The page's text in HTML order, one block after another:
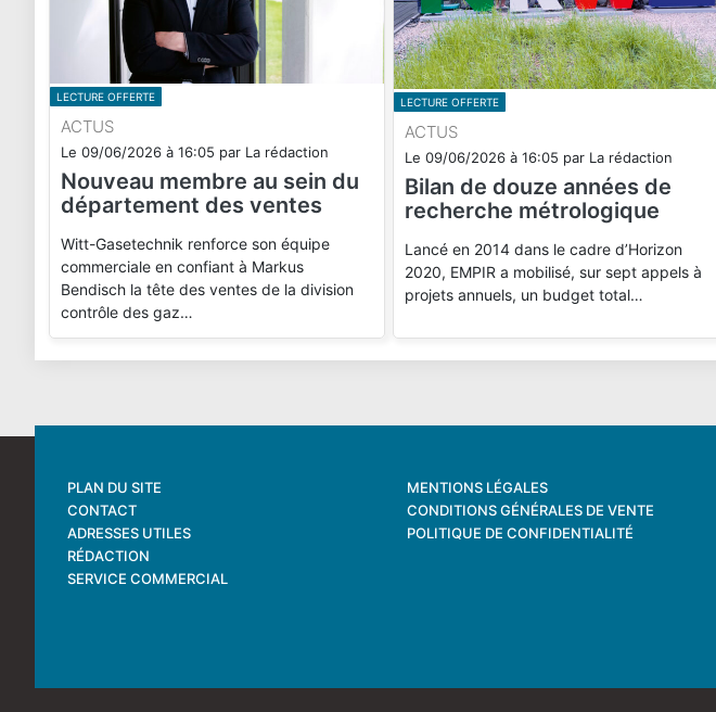
LECTURE OFFERTE
ACTUS
Le 09/06/2026 à 16:05 par La rédaction
Nouveau membre au sein du
département des ventes
Witt-Gasetechnik renforce son équipe
commerciale en confiant à Markus
Bendisch la tête des ventes de la division
contrôle des gaz…
LECTURE OFFERTE
ACTUS
Le 09/06/2026 à 16:05 par La rédaction
Bilan de douze années de
recherche métrologique
Lancé en 2014 dans le cadre d’Horizon
2020, EMPIR a mobilisé, sur sept appels à
projets annuels, un budget total…
PLAN DU SITE
CONTACT
ADRESSES UTILES
RÉDACTION
SERVICE COMMERCIAL
MENTIONS LÉGALES
CONDITIONS GÉNÉRALES DE VENTE
POLITIQUE DE CONFIDENTIALITÉ